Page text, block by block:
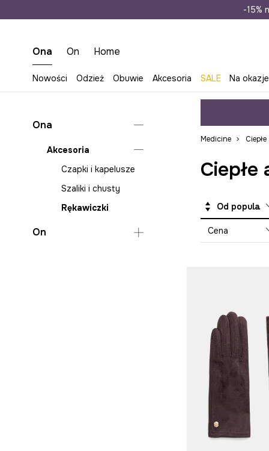
Wysyłka
-15%
Ona On Home
Nowości Odzież Obuwie Akcesoria SALE Na okazje
Ona
Akcesoria
Czapki i kapelusze
Szaliki i chusty
Rękawiczki
On
Medicine
Ciepłe
Od popularnych
Cena